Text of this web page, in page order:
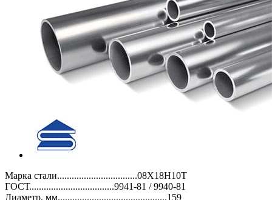
Марка стали.................................08Х18Н10Т
ГОСТ...................................9941-81 / 9940-81
Диаметр, мм.............................................159